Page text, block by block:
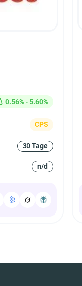
0.56% - 5.60%
CPS
30 Tage
n/d